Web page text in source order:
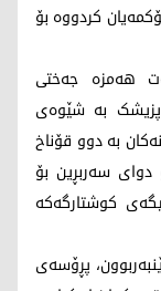
کردووە بۆ
هەمزە جەختی
کردەوە، تیمێکی پزیشکی پێکهاتوو لە 16 پزیشک بە شێوەی
بە دوو قۆناخ
سەربڕین بۆ
کوشتارگەکە
پڕۆسەی